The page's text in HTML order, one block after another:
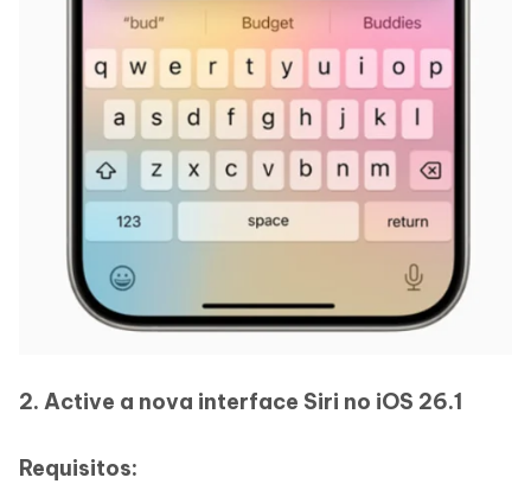
2. Active a nova interface Siri no iOS 26.1
Requisitos: